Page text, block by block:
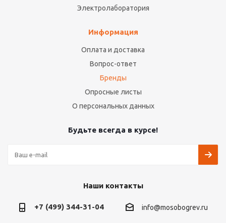
Электролаборатория
Информация
Оплата и доставка
Вопрос-ответ
Бренды
Опросные листы
О персональных данных
Будьте всегда в курсе!
Наши контакты
+7 (499) 344-31-04 info@mosobogrev.ru